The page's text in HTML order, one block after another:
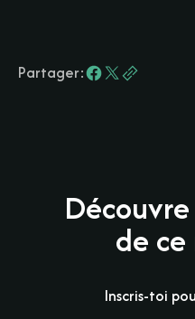
Partager:
de
Inscris-toi